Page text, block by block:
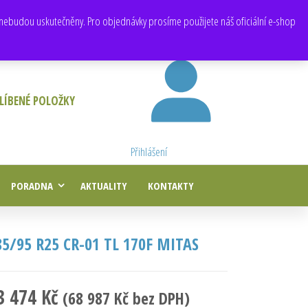
uskutečněny. Pro objednávky prosíme použijete náš oficiální e-shop
POLOŽKY
Přihlášení
PORADNA AKTUALITY KONTAKTY
95 R25 CR-01 TL 170F MITAS
474 Kč (68 987 Kčbez DPH)